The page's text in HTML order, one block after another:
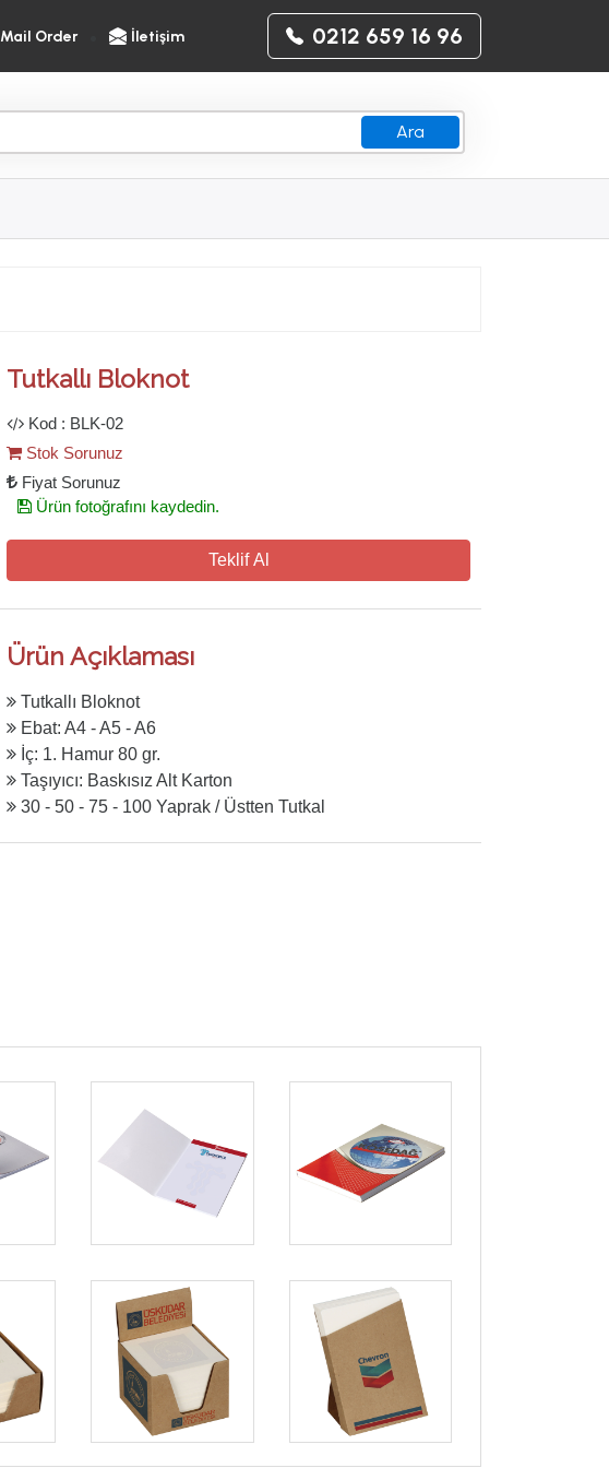
Mail Order İletişim 0212 659 16 96
Ara
Tutkallı Bloknot
Kod : BLK-02
Stok Sorunuz
Fiyat Sorunuz
Ürün fotoğrafını kaydedin.
Teklif Al
Ürün Açıklaması
Tutkallı Bloknot
Ebat: A4 - A5 - A6
İç: 1. Hamur 80 gr.
Taşıyıcı: Baskısız Alt Karton
30 - 50 - 75 - 100 Yaprak / Üstten Tutkal